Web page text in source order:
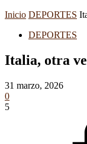
Inicio DEPORTES
DEPORTES
Italia, otra
31 marzo, 2026
0
5